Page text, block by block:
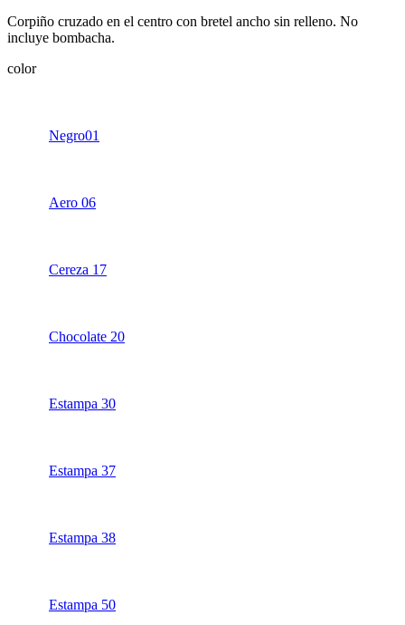
Corpiño cruzado en el centro con bretel ancho sin relleno. No
incluye bombacha.
color
Negro01
Aero 06
Cereza 17
Chocolate 20
Estampa 30
Estampa 37
Estampa 38
Estampa 50